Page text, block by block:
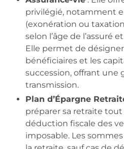
privilégié, notamment
(exonération ou
selon l’âge de l’assuré
Elle permet de
bénéficiaires et les
succession, offrant une
transmission.
Plan d’Épargne
préparer sa retraite
déduction fiscale des
imposable. Les